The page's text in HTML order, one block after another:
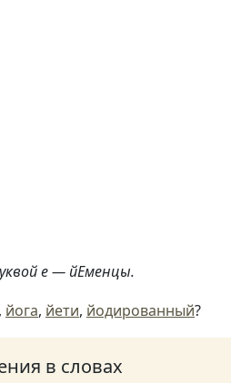
е — йЕменцы.
, йога, йети, йодированный?
в словах